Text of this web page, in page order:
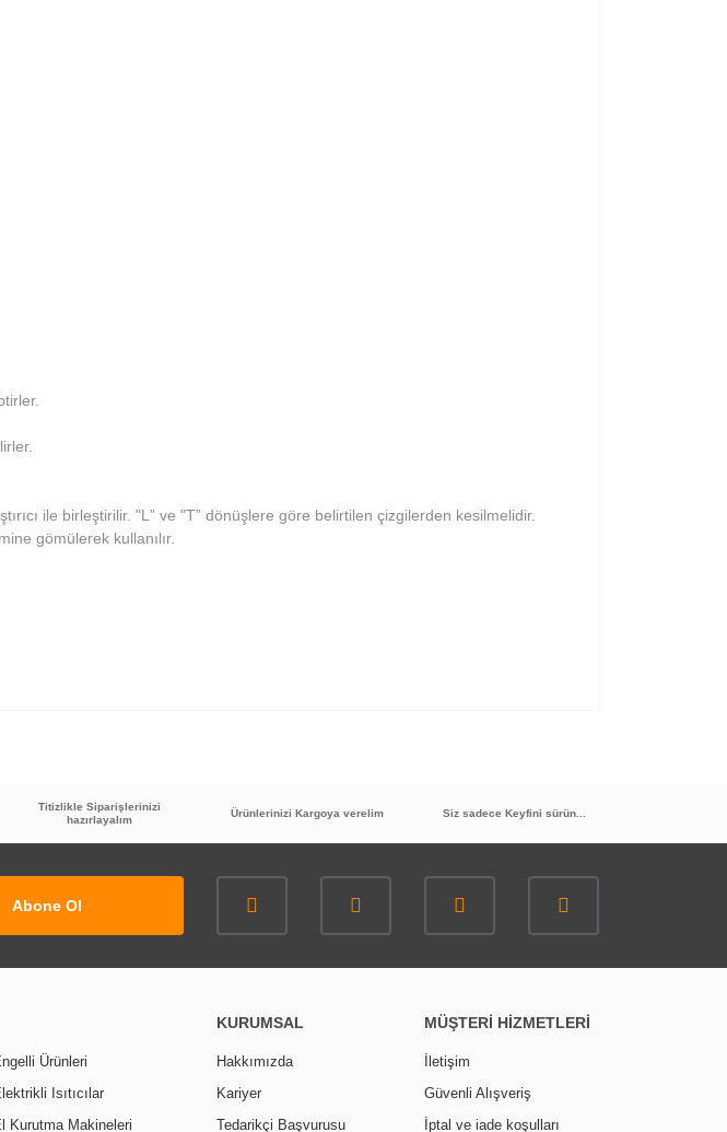
ile birleştirilir. "L” ve "T” dönüşlere göre belirtilen çizgilerden kesilmelidir.
gömülerek kullanılır.
Titizlikle Siparişlerinizi
hazırlayalım
Ürünlerinizi Kargoya verelim Siz sadece Keyfini sürün...
Abone Ol
Ürünleri
Isıtıcılar
Kurutma Makineleri
KURUMSAL
Hakkımızda
Kariyer
Tedarikçi Başvurusu
MÜŞTERİ HİZMETLERİ
İletişim
Güvenli Alışveriş
İptal ve iade koşulları